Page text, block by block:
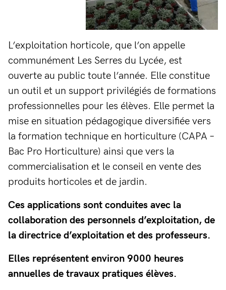
L’exploitation horticole, que l’on appelle
communément Les Serres du Lycée, est
ouverte au public toute l’année. Elle constitue
un outil et un support privilégiés de formations
professionnelles pour les élèves. Elle permet la
mise en situation pédagogique diversifiée vers
la formation technique en horticulture (CAPA –
Bac Pro Horticulture) ainsi que vers la
commercialisation et le conseil en vente des
produits horticoles et de jardin.
Ces applications sont conduites avec la
collaboration des personnels d’exploitation, de
la directrice d’exploitation et des professeurs.
Elles représentent environ 9000 heures
annuelles de travaux pratiques élèves.